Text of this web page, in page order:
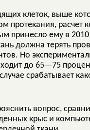
клеток, выше
протекания, расчет
принесло ему в
должна терять
Но
до 65—75
срабатывает
вопрос,
крыс и